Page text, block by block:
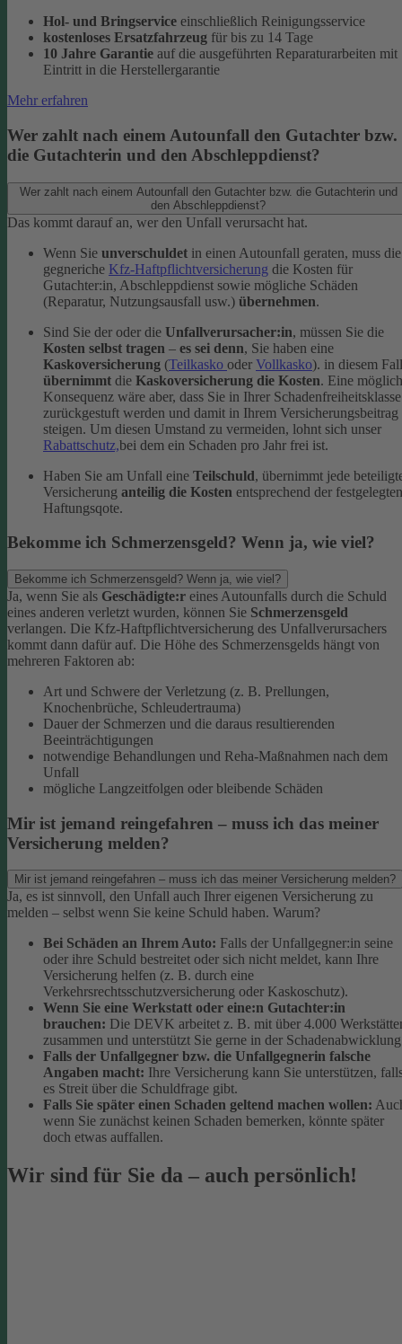
Hol- und Bringservice einschließlich Reinigungsservice
kostenloses Ersatzfahrzeug für bis zu 14 Tage
10 Jahre Garantie auf die ausgeführten Reparaturarbeiten mit
Eintritt in die Herstellergarantie
Mehr erfahren
Wer zahlt nach einem Autounfall den Gutachter bzw.
die Gutachterin und den Abschleppdienst?
Wer zahlt nach einem Autounfall den Gutachter bzw. die Gutachterin und
den Abschleppdienst?
Das kommt darauf an, wer den Unfall verursacht hat.
Wenn Sie unverschuldet in einen Autounfall geraten, muss die
gegneriche Kfz-Haftpflichtversicherung die Kosten für
Gutachter:in, Abschleppdienst sowie mögliche Schäden
(Reparatur, Nutzungsausfall usw.) übernehmen.
Sind Sie der oder die Unfallverursacher:in, müssen Sie die
Kosten selbst tragen – es sei denn, Sie haben eine
Kaskoversicherung (Teilkasko oder Vollkasko). in diesem Fall
übernimmt die Kaskoversicherung die Kosten. Eine
Konsequenz wäre aber, dass Sie in Ihrer Schadenfreiheitsklasse
zurückgestuft werden und damit in Ihrem Versicherungsbeitrag
steigen. Um diesen Umstand zu vermeiden, lohnt sich unser
Rabattschutz,bei dem ein Schaden pro Jahr frei ist.
Haben Sie am Unfall eine Teilschuld, übernimmt jede
Versicherung anteilig die Kosten entsprechend der festgelegten
Haftungsqote.
Bekomme ich Schmerzensgeld? Wenn ja, wie viel?
Bekomme ich Schmerzensgeld? Wenn ja, wie viel?
Ja, wenn Sie als Geschädigte:r eines Autounfalls durch die Schuld
eines anderen verletzt wurden, können Sie Schmerzensgeld
verlangen. Die Kfz-Haftpflichtversicherung des Unfallverursachers
kommt dann dafür auf. Die Höhe des Schmerzensgelds hängt von
mehreren Faktoren ab:
Art und Schwere der Verletzung (z. B. Prellungen,
Knochenbrüche, Schleudertrauma)
Dauer der Schmerzen und die daraus resultierenden
Beeinträchtigungen
notwendige Behandlungen und Reha-Maßnahmen nach dem
Unfall
mögliche Langzeitfolgen oder bleibende Schäden
Mir ist jemand reingefahren – muss ich das meiner
Versicherung melden?
Mir ist jemand reingefahren – muss ich das meiner Versicherung melden?
Ja, es ist sinnvoll, den Unfall auch Ihrer eigenen Versicherung zu
melden – selbst wenn Sie keine Schuld haben. Warum?
Bei Schäden an Ihrem Auto: Falls der Unfallgegner:in seine
oder ihre Schuld bestreitet oder sich nicht meldet, kann Ihre
Versicherung helfen (z. B. durch eine
Verkehrsrechtsschutzversicherung oder Kaskoschutz).
Wenn Sie eine Werkstatt oder eine:n Gutachter:in
brauchen: Die DEVK arbeitet z. B. mit über 4.000
zusammen und unterstützt Sie gerne in der
Falls der Unfallgegner bzw. die Unfallgegnerin falsche
Angaben macht: Ihre Versicherung kann Sie unterstützen,
es Streit über die Schuldfrage gibt.
Falls Sie später einen Schaden geltend machen wollen:
wenn Sie zunächst keinen Schaden bemerken, könnte später
doch etwas auffallen.
Wir sind für Sie da – auch persönlich!